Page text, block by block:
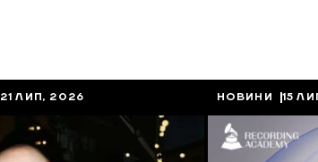
21 ЛИП, 2026 НОВИНИ 15